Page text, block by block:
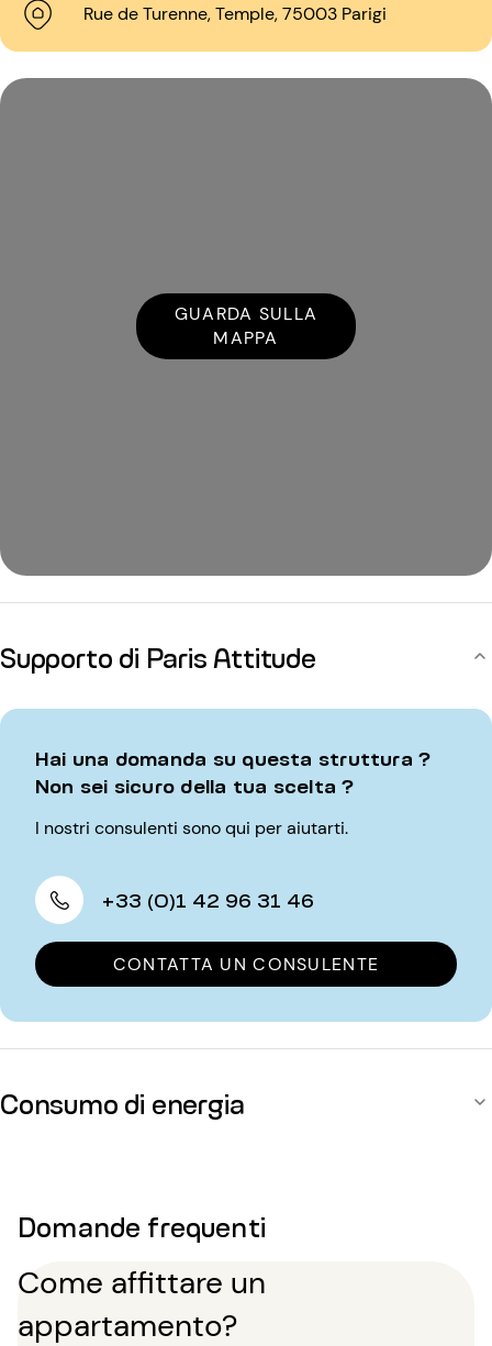
Rue de Turenne, Temple, 75003 Parigi
GUARDA SULLA
MAPPA
Supporto di Paris Attitude
Hai una domanda su questa struttura ?
Non sei sicuro della tua scelta ?
I nostri consulenti sono qui per aiutarti.
+33 (0)1 42 96 31 46
CONTATTA UN CONSULENTE
Consumo di energia
Domande frequenti
Come affittare un
appartamento?